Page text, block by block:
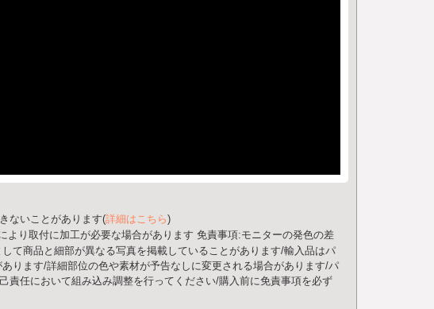
ないことがあります(詳細はこちら)
り取付に加工が必要な場合があります 免責事項:モニターの発色の差
て商品と細部が異なる写真を掲載していることがあります/輸入品はパ
ります/詳細部位の色や素材が予告なしに変更される場合があります/パ
責任において組み込み調整を行ってください/購入前に免責事項を必ず